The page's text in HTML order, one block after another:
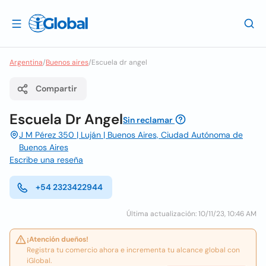
Argentina/Buenos aires/Escuela dr angel
Compartir
Escuela Dr AngelSin reclamar
J M Pérez 350 | Luján | Buenos Aires, Ciudad Autónoma de
Buenos Aires
Escribe una reseña
+54 2323422944
Última actualización: 10/11/23, 10:46 AM
¡Atención dueños!
Registra tu comercio ahora e incrementa tu alcance global con
iGlobal.